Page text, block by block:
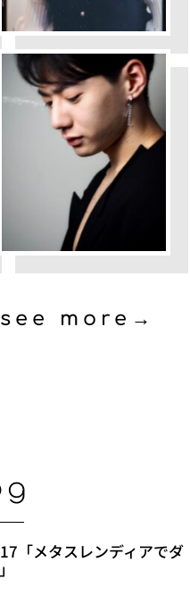
see more→
「メタスレンディアでダ